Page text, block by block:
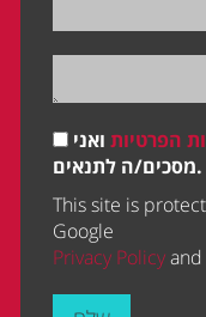
הפרטיות ואני
מסכים/ה לתנאים.
This site is
Google
Privacy Policyand